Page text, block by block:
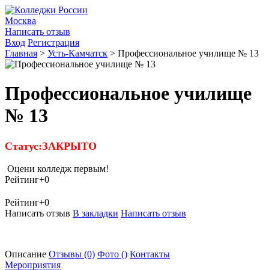
Москва
Написать отзыв
Вход Регистрация
Главная > Усть-Камчатск > Профессиональное училище № 13
Профессиональное училище
№ 13
Статус:ЗАКРЫТО
Оцени колледж первым!
Рейтинг+0
Рейтинг+0
Написать отзыв В закладки Написать отзыв
Описание Отзывы (0) Фото () Контакты
Мероприятия